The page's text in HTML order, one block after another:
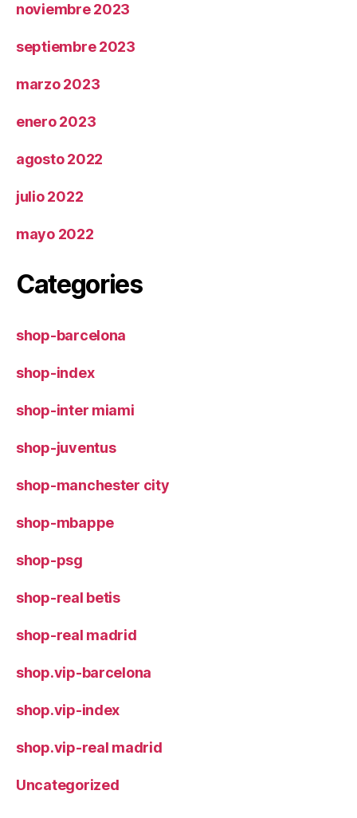
noviembre 2023
septiembre 2023
marzo 2023
enero 2023
agosto 2022
julio 2022
mayo 2022
Categories
shop-barcelona
shop-index
shop-inter miami
shop-juventus
shop-manchester city
shop-mbappe
shop-psg
shop-real betis
shop-real madrid
shop.vip-barcelona
shop.vip-index
shop.vip-real madrid
Uncategorized